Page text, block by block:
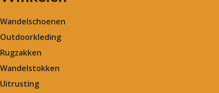
Wandelschoenen
Outdoorkleding
Rugzakken
Wandelstokken
Uitrusting